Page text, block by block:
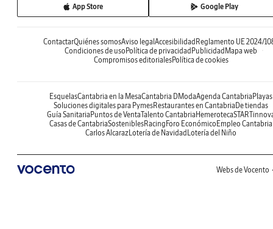
App Store Google Play
ContactarQuiénes somosAviso legal Accesibilidad Reglamento UE 2024/
Condiciones de uso Política de privacidad Publicidad Mapa web
Compromisos editorialesPolítica de cookies
EsquelasCantabria en la MesaCantabria DModaAgenda Cantabria Playas
Soluciones digitales para PymesRestaurantes en Cantabria De tiendas
Guía Sanitaria Puntos de VentaTalento Cantabria Hemeroteca
Casas de CantabriaSosteniblesRacing Foro Económico Empleo Cantabria
Carlos Alcaraz Lotería de Navidad Lotería del Niño
Webs de Vocento